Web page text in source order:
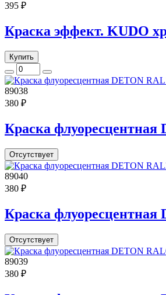
395 ₽
Краска эффект. KUDO
Купить
89038
380 ₽
Краска флуоресцентная
Отсутствует
89040
380 ₽
Краска
Отсутствует
89039
380 ₽